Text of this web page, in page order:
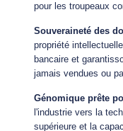
pour les troupeaux
Souveraineté des
propriété
bancaire et
jamais vendues ou
Génomique prête
l'industrie vers la
supérieure et la